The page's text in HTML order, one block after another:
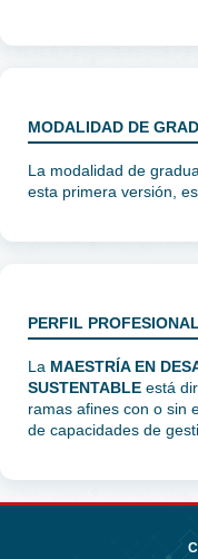
MODALIDAD DE
La modalidad de
esta primera versión,
PERFIL PROFESIONAL
La MAESTRÍA EN
SUSTENTABLE está
ramas afines con o sin
de capacidades de